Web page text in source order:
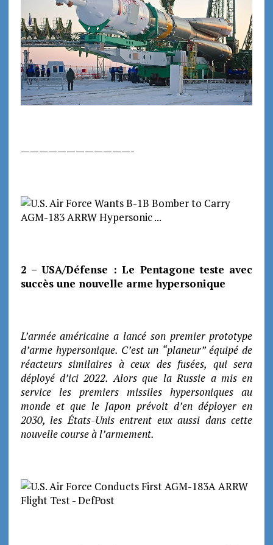
————————————-
2 – USA/Défense : Le Pentagone teste avec
succès une nouvelle arme hypersonique
L’armée américaine a lancé son premier prototype
d’arme hypersonique. C’est un “planeur” équipé de
réacteurs similaires à ceux des fusées, qui sera
déployé d’ici 2022.Alors que la Russie a mis en
service les premiers missiles hypersoniques au
monde et que le Japon prévoit d’en déployer en
2030, les États-Unis entrent eux aussi dans cette
nouvelle course à l’armement.